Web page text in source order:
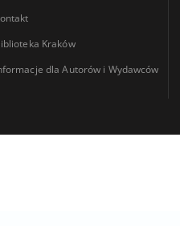
Kraków
dla Autorów i Wydawców